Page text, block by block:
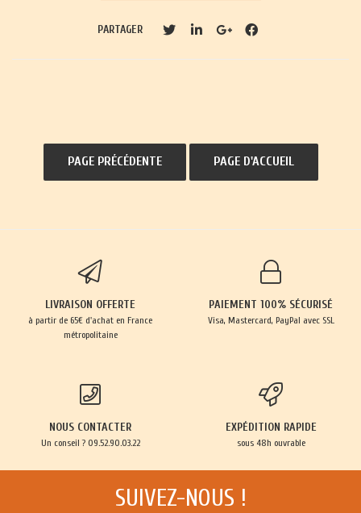
PARTAGER
LIVRAISON OFFERTE
à partir de 65€ d'achat en France
métropolitaine
PAIEMENT 100% SÉCURISÉ
Visa, Mastercard, PayPal avec SSL
NOUS CONTACTER
Un conseil ? 09.52.90.03.22
EXPÉDITION RAPIDE
sous 48h ouvrable
SUIVEZ-NOUS !